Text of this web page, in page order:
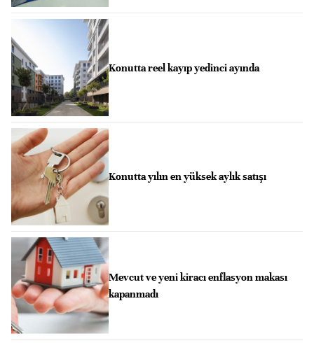
Konutta reel kayıp yedinci ayında
Konutta yılın en yüksek aylık satışı
Mevcut ve yeni kiracı enflasyon makası
kapanmadı